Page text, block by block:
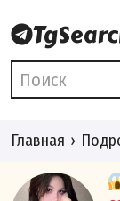
Главная